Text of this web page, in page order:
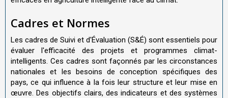
Cadres et Normes
Les cadres de Suivi et d'Évaluation (S&É) sont essentiels pour
évaluer l'efficacité des projets et programmes climat-
intelligents. Ces cadres sont façonnés par les circonstances
nationales et les besoins de conception spécifiques des
pays, ce qui influence à la fois leur structure et leur mise en
œuvre. Des objectifs clairs, des indicateurs et des systèmes